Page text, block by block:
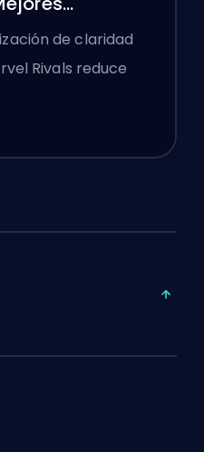
del
Julio
de claridad
Rivals reduce